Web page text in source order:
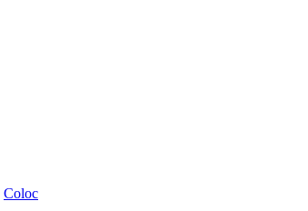
Coloc